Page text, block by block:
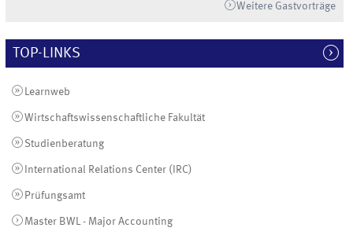
Weitere Gastvorträge
TOP-LINKS
Learnweb
Wirtschaftswissenschaftliche Fakultät
Studienberatung
International Relations Center (IRC)
Prüfungsamt
Master BWL - Major Accounting